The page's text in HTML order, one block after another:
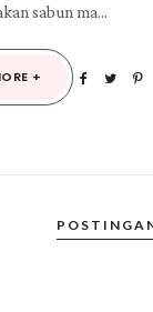
sabun ma...
+